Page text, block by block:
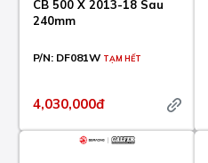
CB 500 X 2013-18 Sau
240mm
P/N: DF081W TẠM HẾT
4,030,000đ